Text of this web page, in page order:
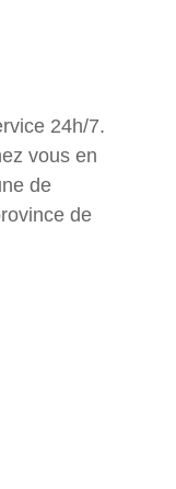
24h/7.
vous en
de
de